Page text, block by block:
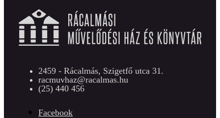
2459 - Rácalmás, Szigetfő utca 31.
racmuvhaz@racalmas.hu
(25) 440 456
Facebook